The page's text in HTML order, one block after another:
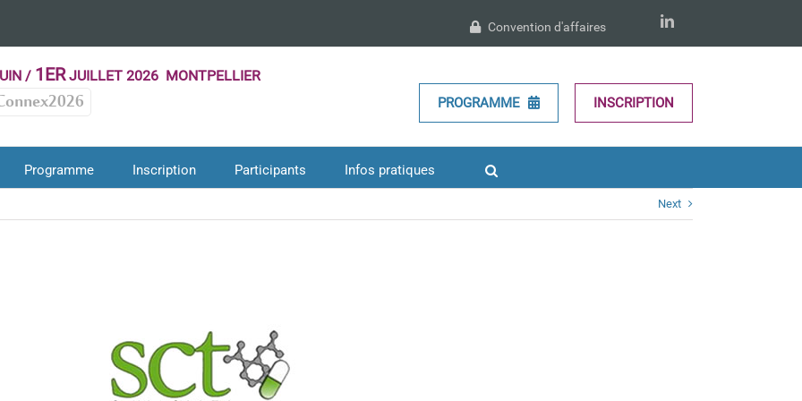
LinkedIn
Convention d'affaires
/ 1ERJUILLET 2026 MONTPELLIER
PROGRAMME INSCRIPTION
Programme Inscription Participants Infos pratiques
Next